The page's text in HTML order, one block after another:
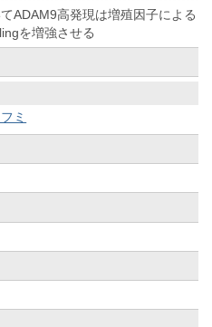
ADAM9高発現は増殖因子による
を増強させる
ミ